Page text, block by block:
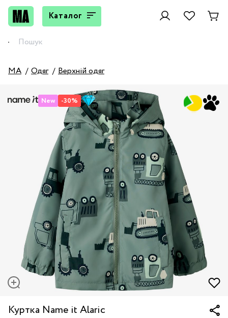
Каталог
MA Одяг Верхній одяг
New -30%
Куртка Name it Alaric